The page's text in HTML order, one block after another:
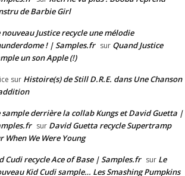
de Barbie Girl
nouveau Justice recycle une mélodie
! | Samples.fr sur Quand Justice
un son Apple (!)
sur Histoire(s) de Still D.R.E. dans Une Chanson
sample derrière la collab Kungs et David Guetta |
sur David Guetta recycle Supertramp
When We Were Young
Cudi recycle Ace of Base | Samples.fr sur Le
Kid Cudi sample… Les Smashing Pumpkins